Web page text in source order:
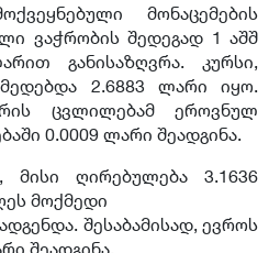
მონაცემების
ვაჭრობის შედეგად 1 აშშ
განისაზღვრა. კურსი,
2.6883 ლარი იყო.
ცვლილებამ ეროვნულ
0.0009 ლარი შეადგინა.
მისი ღირებულება 3.1636
მოქმედი
შესაბამისად, ევროს
შეადგინა.